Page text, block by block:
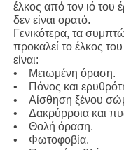
έλκος από τον ιό του
δεν είναι ορατό.
Γενικότερα, τα
προκαλεί το έλκος
είναι:
• Μειωμένη όραση.
• Πόνος και
• Αίσθηση ξένου
• Δακρύρροια και
• Θολή όραση.
• Φωτοφοβία.